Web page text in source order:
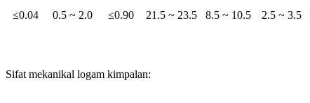
≤0.04 0.5 ~ 2.0 ≤0.90 21.5 ~ 23.5 8.5 ~ 10.5 2.5 ~ 3.5
Sifat mekanikal logam kimpalan: